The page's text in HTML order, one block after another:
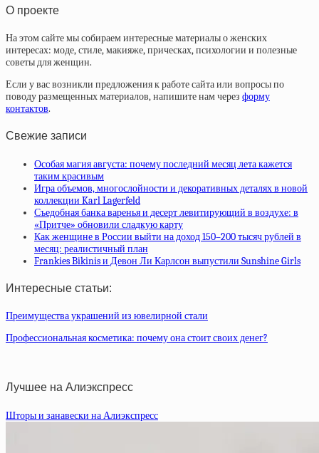
О проекте
На этом сайте мы собираем интересные материалы о женских
интересах: моде, стиле, макияже, прическах, психологии и полезные
советы для женщин.
Если у вас возникли предложения к работе сайта или вопросы по
поводу размещенных материалов, напишите нам через форму
контактов.
Свежие записи
Особая магия августа: почему последний месяц лета кажется
таким красивым
Игра объемов, многослойности и декоративных деталях в новой
коллекции Karl Lagerfeld
Съедобная банка варенья и десерт левитирующий в воздухе: в
«Притче» обновили сладкую карту
Как женщине в России выйти на доход 150–200 тысяч рублей в
месяц: реалистичный план
Frankies Bikinis и Девон Ли Карлсон выпустили Sunshine Girls
Интересные статьи:
Преимущества украшений из ювелирной стали
Профессиональная косметика: почему она стоит своих денег?
Лучшее на Алиэкспресс
Шторы и занавески на Алиэкспресс